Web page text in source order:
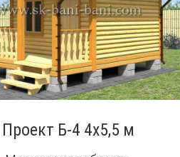
Проект Б-4 4х5,5 м